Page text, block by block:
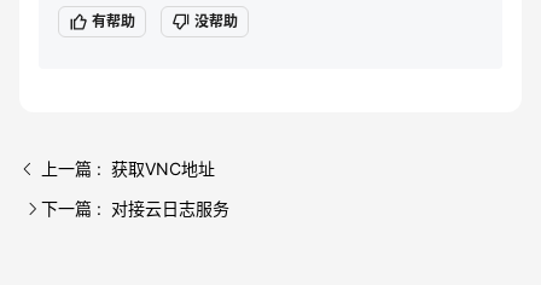
有帮助 没帮助
上一篇 : 获取VNC地址
下一篇 : 对接云日志服务